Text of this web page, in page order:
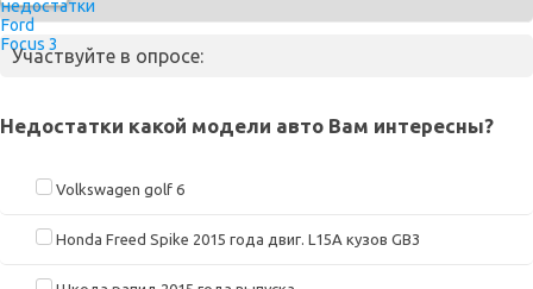
Участвуйте в опросе:
Недостатки какой модели авто Вам интересны?
Volkswagen golf 6
Honda Freed Spike 2015 года двиг. L15A кузов GB3